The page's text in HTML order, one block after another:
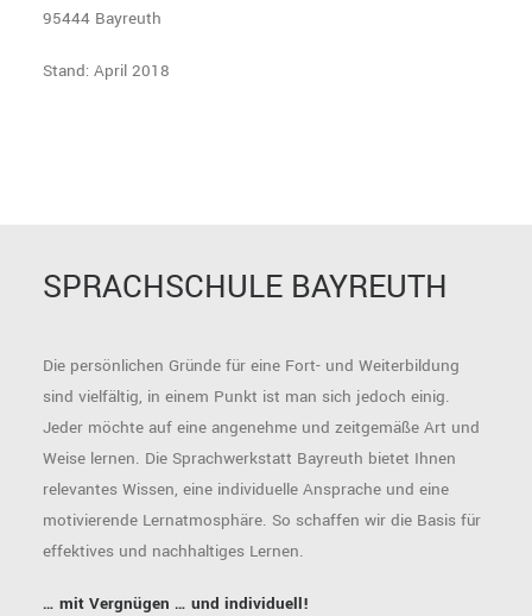
95444 Bayreuth
Stand: April 2018
SPRACHSCHULE BAYREUTH
Die persönlichen Gründe für eine Fort- und Weiterbildung
sind vielfältig, in einem Punkt ist man sich jedoch einig.
Jeder möchte auf eine angenehme und zeitgemäße Art und
Weise lernen. Die Sprachwerkstatt Bayreuth bietet Ihnen
relevantes Wissen, eine individuelle Ansprache und eine
motivierende Lernatmosphäre. So schaffen wir die Basis für
effektives und nachhaltiges Lernen.
… mit Vergnügen … und individuell!